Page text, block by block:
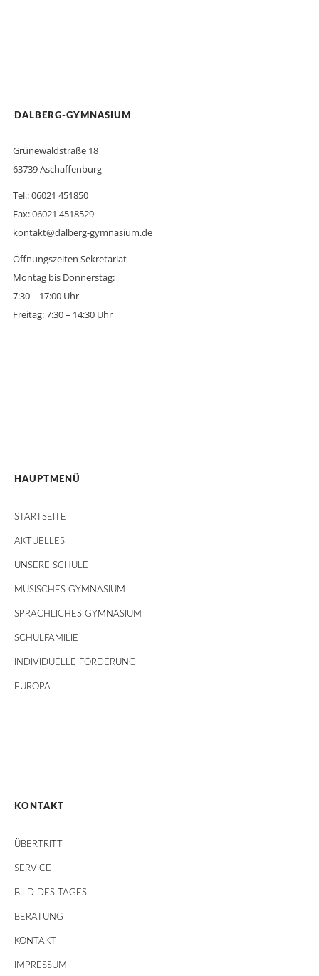
DALBERG-GYMNASIUM
Grünewaldstraße 18
63739 Aschaffenburg
Tel.: 06021 451850
Fax: 06021 4518529
kontakt@dalberg-gymnasium.de
Öffnungszeiten Sekretariat
Montag bis Donnerstag:
7:30 – 17:00 Uhr
Freitag: 7:30 – 14:30 Uhr
HAUPTMENÜ
STARTSEITE
AKTUELLES
UNSERE SCHULE
MUSISCHES GYMNASIUM
SPRACHLICHES GYMNASIUM
SCHULFAMILIE
INDIVIDUELLE FÖRDERUNG
EUROPA
KONTAKT
ÜBERTRITT
SERVICE
BILD DES TAGES
BERATUNG
KONTAKT
IMPRESSUM